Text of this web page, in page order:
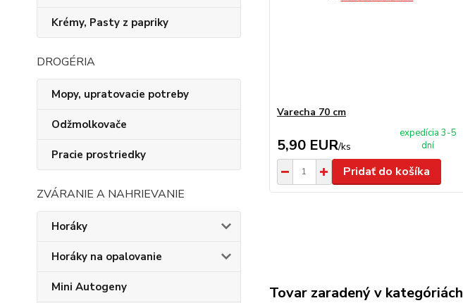
Krémy, Pasty z papriky
DROGÉRIA
Mopy, upratovacie potreby
Odžmolkovače
Pracie prostriedky
ZVÁRANIE A NAHRIEVANIE
Horáky
Horáky na opalovanie
Mini Autogeny
Varecha 70 cm
5,90 EUR/ks
expedícia 3-5
dní
Pridať do košíka
Tovar zaradený v kategóriách